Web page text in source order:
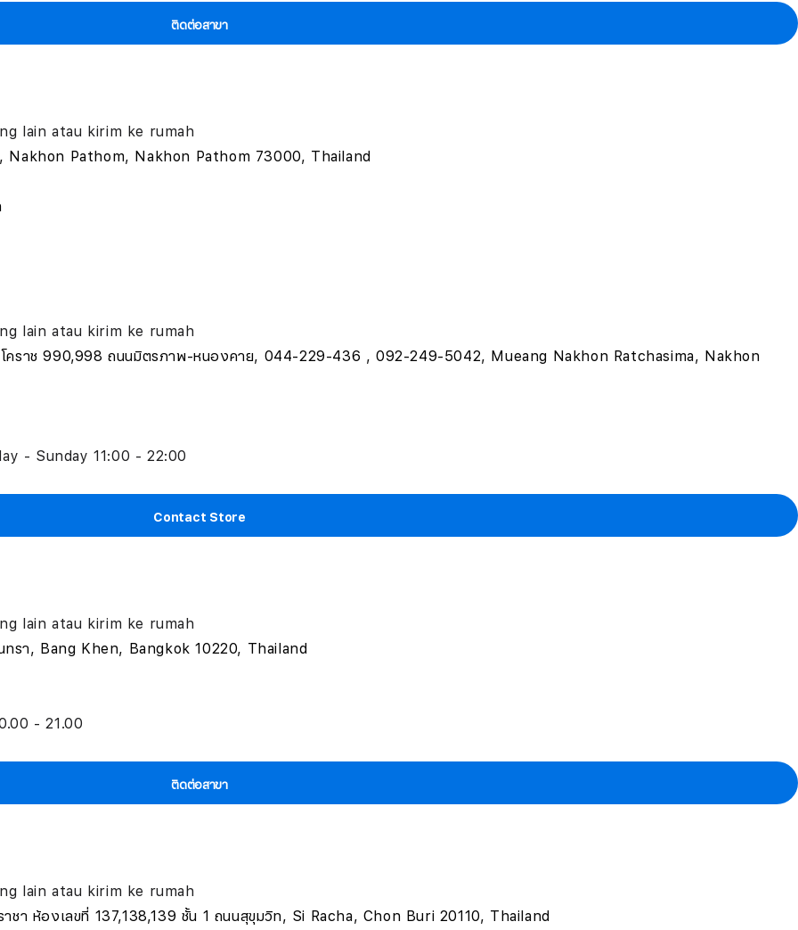
ติดต่อสาขา
lain atau kirim ke rumah
Nakhon Pathom, Nakhon Pathom 73000, Thailand
lain atau kirim ke rumah
โคราช 990,998 ถนนมิตรภาพ-หนองคาย, 044-229-436 , 092-249-5042, Mueang Nakhon Ratchasima, Nakhon
- Sunday 11:00 - 22:00
Contact Store
lain atau kirim ke rumah
ทรา, Bang Khen, Bangkok 10220, Thailand
- 21.00
ติดต่อสาขา
lain atau kirim ke rumah
ชา ห้องเลขที่ 137,138,139 ชั้น 1 ถนนสุขุมวิท, Si Racha, Chon Buri 20110, Thailand